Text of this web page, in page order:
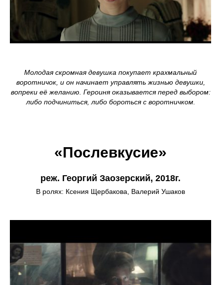
Молодая скромная девушка покупает крахмальный
воротничок, и он начинает управлять жизнью девушки,
вопреки её желанию. Героиня оказывается перед выбором:
либо подчиниться, либо бороться с воротничком.
«Послевкусие»
реж. Георгий Заозерский, 2018г.
В ролях: Ксения Щербакова, Валерий Ушаков